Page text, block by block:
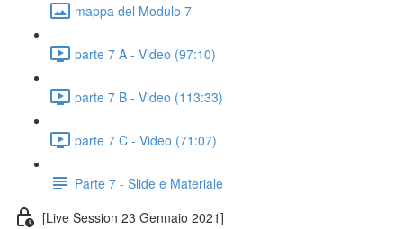
mappa del Modulo 7
parte 7 A - Video (97:10)
parte 7 B - Video (113:33)
parte 7 C - Video (71:07)
Parte 7 - Slide e Materiale
[Live Session 23 Gennaio 2021]